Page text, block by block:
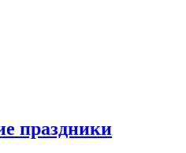
праздники